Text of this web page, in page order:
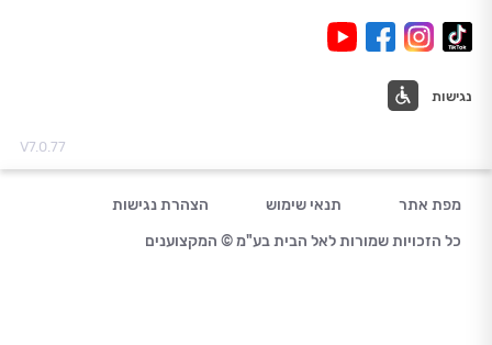
נגישות
V7.0.77
מפת אתר תנאי שימוש
הצהרת נגישות
כל הזכויות שמורות לאל הבית בע"מ © המקצוענים